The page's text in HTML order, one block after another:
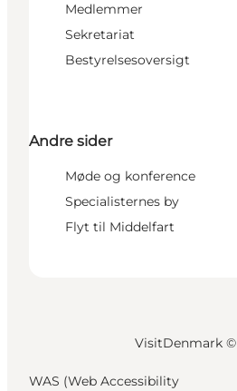
Medlemmer
Sekretariat
Bestyrelsesoversigt
Andre sider
Møde og konference
Specialisternes by
Flyt til Middelfart
VisitDenmark ©
WAS (Web Accessibility